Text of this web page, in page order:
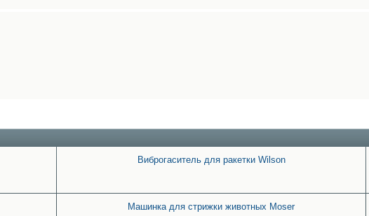
Виброгаситель для ракетки Wilson
Машинка для стрижки животных Moser